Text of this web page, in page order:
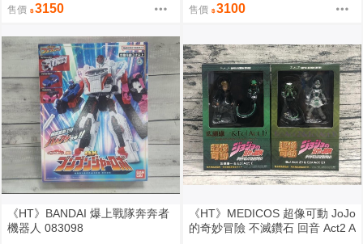
售價 3150 售價 3100
《HT》BANDAI 爆上戰隊奔奔者
機器人 083098
《HT》MEDICOS 超像可動 JoJo
的奇妙冒險 不滅鑽石 回音 Act2 A